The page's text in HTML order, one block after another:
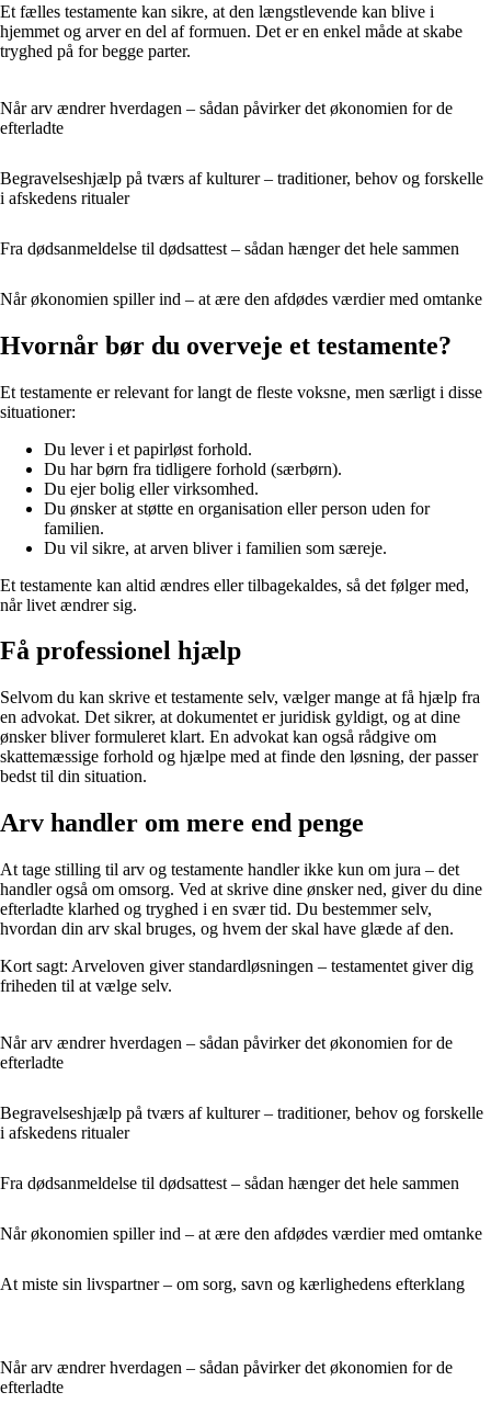
Et fælles testamente kan sikre, at den længstlevende kan blive i
hjemmet og arver en del af formuen. Det er en enkel måde at skabe
tryghed på for begge parter.
Når arv ændrer hverdagen – sådan påvirker det økonomien for de
efterladte
Begravelseshjælp på tværs af kulturer – traditioner, behov og forskelle
i afskedens ritualer
Fra dødsanmeldelse til dødsattest – sådan hænger det hele sammen
Når økonomien spiller ind – at ære den afdødes værdier med omtanke
Hvornår bør du overveje et testamente?
Et testamente er relevant for langt de fleste voksne, men særligt i disse
situationer:
Du lever i et papirløst forhold.
Du har børn fra tidligere forhold (særbørn).
Du ejer bolig eller virksomhed.
Du ønsker at støtte en organisation eller person uden for
familien.
Du vil sikre, at arven bliver i familien som særeje.
Et testamente kan altid ændres eller tilbagekaldes, så det følger med,
når livet ændrer sig.
Få professionel hjælp
Selvom du kan skrive et testamente selv, vælger mange at få hjælp fra
en advokat. Det sikrer, at dokumentet er juridisk gyldigt, og at dine
ønsker bliver formuleret klart. En advokat kan også rådgive om
skattemæssige forhold og hjælpe med at finde den løsning, der passer
bedst til din situation.
Arv handler om mere end penge
At tage stilling til arv og testamente handler ikke kun om jura – det
handler også om omsorg. Ved at skrive dine ønsker ned, giver du dine
efterladte klarhed og tryghed i en svær tid. Du bestemmer selv,
hvordan din arv skal bruges, og hvem der skal have glæde af den.
Kort sagt: Arveloven giver standardløsningen – testamentet giver dig
friheden til at vælge selv.
Når arv ændrer hverdagen – sådan påvirker det økonomien for de
efterladte
Begravelseshjælp på tværs af kulturer – traditioner, behov og forskelle
i afskedens ritualer
Fra dødsanmeldelse til dødsattest – sådan hænger det hele sammen
Når økonomien spiller ind – at ære den afdødes værdier med omtanke
At miste sin livspartner – om sorg, savn og kærlighedens efterklang
Når arv ændrer hverdagen – sådan påvirker det økonomien for de
efterladte